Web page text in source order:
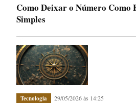
Como Deixar o Número Como
Simples
Tecnologia 29/05/2026 às 14:25